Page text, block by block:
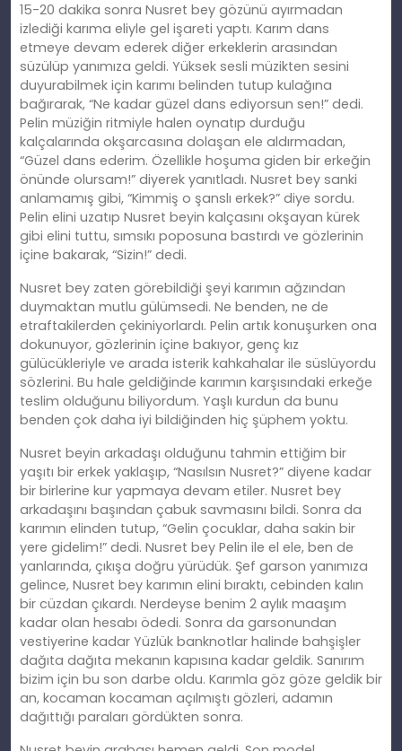
15-20 dakika sonra Nusret bey gözünü ayırmadan
izlediği karıma eliyle gel işareti yaptı. Karım dans
etmeye devam ederek diğer erkeklerin arasından
süzülüp yanımıza geldi. Yüksek sesli müzikten sesini
duyurabilmek için karımı belinden tutup kulağına
bağırarak, “Ne kadar güzel dans ediyorsun sen!” dedi.
Pelin müziğin ritmiyle halen oynatıp durduğu
kalçalarında okşarcasına dolaşan ele aldırmadan,
“Güzel dans ederim. Özellikle hoşuma giden bir erkeğin
önünde olursam!” diyerek yanıtladı. Nusret bey sanki
anlamamış gibi, “Kimmiş o şanslı erkek?” diye sordu.
Pelin elini uzatıp Nusret beyin kalçasını okşayan kürek
gibi elini tuttu, sımsıkı poposuna bastırdı ve gözlerinin
içine bakarak, “Sizin!” dedi.
Nusret bey zaten görebildiği şeyi karımın ağzından
duymaktan mutlu gülümsedi. Ne benden, ne de
etraftakilerden çekiniyorlardı. Pelin artık konuşurken ona
dokunuyor, gözlerinin içine bakıyor, genç kız
gülücükleriyle ve arada isterik kahkahalar ile süslüyordu
sözlerini. Bu hale geldiğinde karımın karşısındaki erkeğe
teslim olduğunu biliyordum. Yaşlı kurdun da bunu
benden çok daha iyi bildiğinden hiç şüphem yoktu.
Nusret beyin arkadaşı olduğunu tahmin ettiğim bir
yaşıtı bir erkek yaklaşıp, “Nasılsın Nusret?” diyene kadar
bir birlerine kur yapmaya devam etiler. Nusret bey
arkadaşını başından çabuk savmasını bildi. Sonra da
karımın elinden tutup, “Gelin çocuklar, daha sakin bir
yere gidelim!” dedi. Nusret bey Pelin ile el ele, ben de
yanlarında, çıkışa doğru yürüdük. Şef garson yanımıza
gelince, Nusret bey karımın elini bıraktı, cebinden kalın
bir cüzdan çıkardı. Nerdeyse benim 2 aylık maaşım
kadar olan hesabı ödedi. Sonra da garsonundan
vestiyerine kadar Yüzlük banknotlar halinde bahşişler
dağıta dağıta mekanın kapısına kadar geldik. Sanırım
bizim için bu son darbe oldu. Karımla göz göze geldik bir
an, kocaman kocaman açılmıştı gözleri, adamın
dağıttığı paraları gördükten sonra.